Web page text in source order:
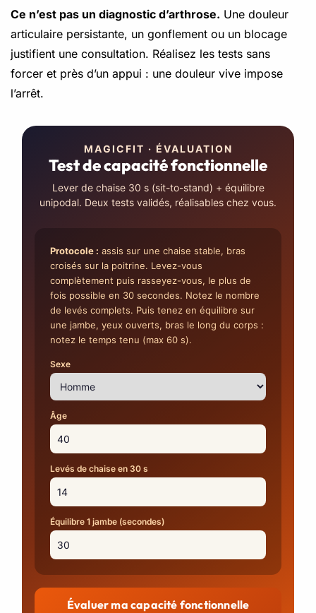
Ce n’est pas un diagnostic d’arthrose. Une douleur
articulaire persistante, un gonflement ou un blocage
justifient une consultation. Réalisez les tests sans
forcer et près d’un appui : une douleur vive impose
l’arrêt.
MAGICFIT · ÉVALUATION
Test de capacité fonctionnelle
Lever de chaise 30 s (sit-to-stand) + équilibre
unipodal. Deux tests validés, réalisables chez vous.
Protocole : assis sur une chaise stable, bras
croisés sur la poitrine. Levez-vous
complètement puis rasseyez-vous, le plus de
fois possible en 30 secondes. Notez le nombre
de levés complets. Puis tenez en équilibre sur
une jambe, yeux ouverts, bras le long du corps :
notez le temps tenu (max 60 s).
Sexe
Âge
Levés de chaise en 30 s
Équilibre 1 jambe (secondes)
Évaluer ma capacité fonctionnelle